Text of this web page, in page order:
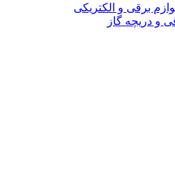
برقی و الکتریکی
و دریچه گاز